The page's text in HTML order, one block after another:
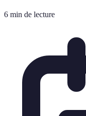
6 min de lecture